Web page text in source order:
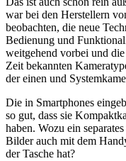
war bei den Herstellern
beobachten, die neue
Bedienung und
weitgehend vorbei und
Zeit bekannten
der einen und
Die in Smartphones
so gut, dass sie
haben. Wozu ein
Bilder auch mit dem
der Tasche hat?